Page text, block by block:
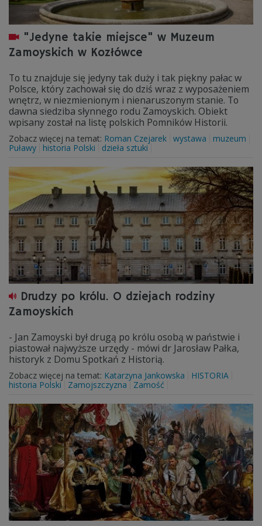
"Jedyne takie miejsce" w Muzeum
Zamoyskich w Kozłówce
To tu znajduje się jedyny tak duży i tak piękny pałac w
Polsce, który zachował się do dziś wraz z wyposażeniem
wnętrz, w niezmienionym i nienaruszonym stanie. To
dawna siedziba słynnego rodu Zamoyskich. Obiekt
wpisany został na listę polskich Pomników Historii.
Zobacz więcej na temat: Roman Czejarek wystawa
muzeum
Puławy
historia Polski dzieła sztuki
Drudzy po królu. O dziejach rodziny
Zamoyskich
- Jan Zamoyski był drugą po królu osobą w państwie i
piastował najwyższe urzędy - mówi dr Jarosław Pałka,
historyk z Domu Spotkań z Historią.
Zobacz więcej na temat: Katarzyna Jankowska
HISTORIA
historia Polski
Zamojszczyzna Zamość